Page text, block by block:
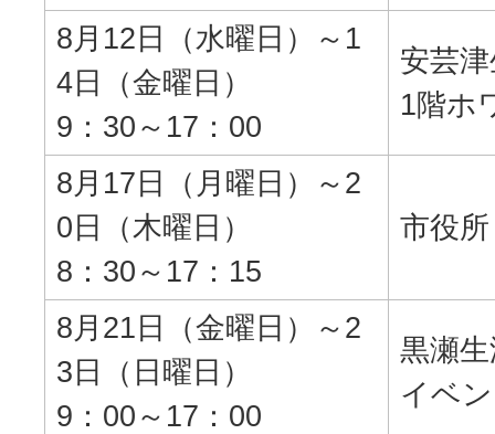
8月12日（水曜日）～1
4日（金曜日）
9：30～17：00
安芸
1階ホ
8月17日（月曜日）～2
0日（木曜日）
8：30～17：15
市役
8月21日（金曜日）～2
3日（日曜日）
9：00～17：00
黒瀬
イベ